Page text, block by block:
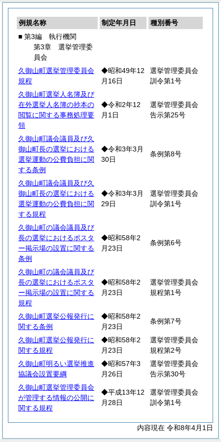
例規名称 制定年月日
種別番号
■ 第3編 執行機関
第3章 選挙管理委
員会
久御山町選挙管理委員会
規程
◆昭和49年12
月16日
選挙管理委員会
訓令第1号
久御山町選挙人名簿及び
在外選挙人名簿の抄本の
閲覧に関する事務処理要
領
◆令和2年12
月1日
選挙管理委員会
告示第25号
久御山町議会議員及び久
御山町長の選挙における
選挙運動の公費負担に関
する条例
◆令和3年3月
30日
条例第8号
久御山町議会議員及び久
御山町長の選挙における
選挙運動の公費負担に関
する規程
◆令和3年3月
29日
選挙管理委員会
訓令第1号
久御山町の議会議員及び
長の選挙におけるポスタ
ー掲示場の設置に関する
条例
◆昭和58年2
月23日
条例第6号
久御山町の議会議員及び
長の選挙におけるポスタ
ー掲示場の設置に関する
規程
◆昭和58年2
月23日
選挙管理委員会
規程第1号
久御山町選挙公報発行に
関する条例
◆昭和58年2
月23日
条例第7号
久御山町選挙公報発行に
関する規程
◆昭和58年2
月23日
選挙管理委員会
規程第2号
久御山町明るい選挙推進
協議会設置要綱
◆昭和57年3
月26日
選挙管理委員会
告示第30号
久御山町選挙管理委員会
が管理する情報の公開に
関する規程
◆平成13年12
月28日
選挙管理委員会
訓令第1号
内容現在 令和8年4月1日